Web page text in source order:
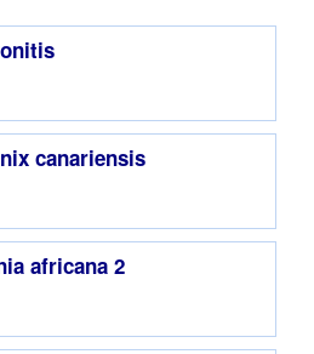
canariensis
africana 2